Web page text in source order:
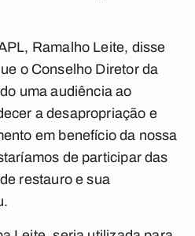
Ramalho Leite, disse
o Conselho Diretor da
uma audiência ao
a desapropriação e
em benefício da nossa
de participar das
restauro e sua